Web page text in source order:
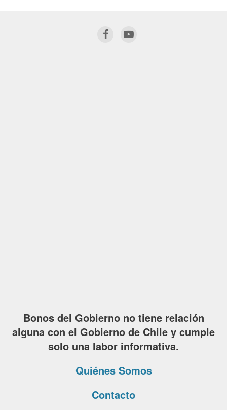
Bonos del Gobierno no tiene relación
alguna con el Gobierno de Chile y cumple
solo una labor informativa.
Quiénes Somos
Contacto